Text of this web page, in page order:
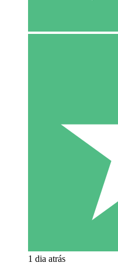
1 dia atrás